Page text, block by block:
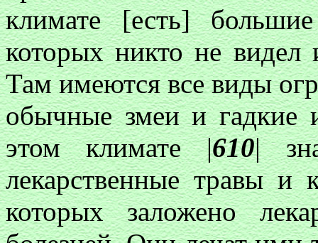
климате [есть]
которых никто не
Там имеются все виды
обычные змеи и
этом климате |610|
лекарственные травы
которых заложено